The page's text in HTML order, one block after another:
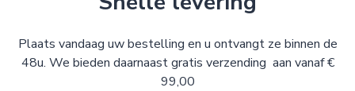
Plaats vandaag uw bestelling en u ontvangt ze binnen de
48u. We bieden daarnaast gratis verzending aan vanaf €
99,00